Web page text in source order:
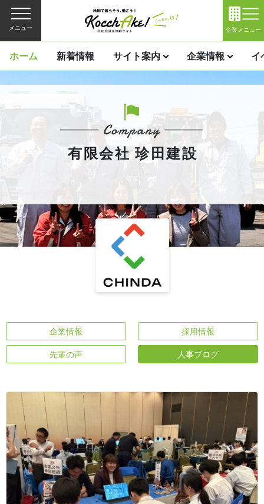
メニュー 企業メニュー
ホーム 新着情報 サイト案内 企業情報 イ
有限会社 珍田建設
企業情報 採用情報
先輩の声 人事ブログ